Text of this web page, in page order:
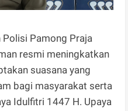
Polisi Pamong Praja
resmi meningkatkan
suasana yang
bagi masyarakat serta
Idulfitri 1447 H. Upaya